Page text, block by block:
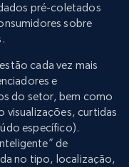
pré-coletados
sobre
estão cada vez mais
e
do setor, bem como
visualizações, curtidas
específico).
de
no tipo, localização,